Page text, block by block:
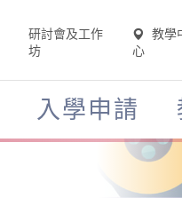
研討會及工作
坊
教學
心
入學申請